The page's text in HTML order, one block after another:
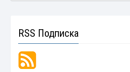
RSS Подписка